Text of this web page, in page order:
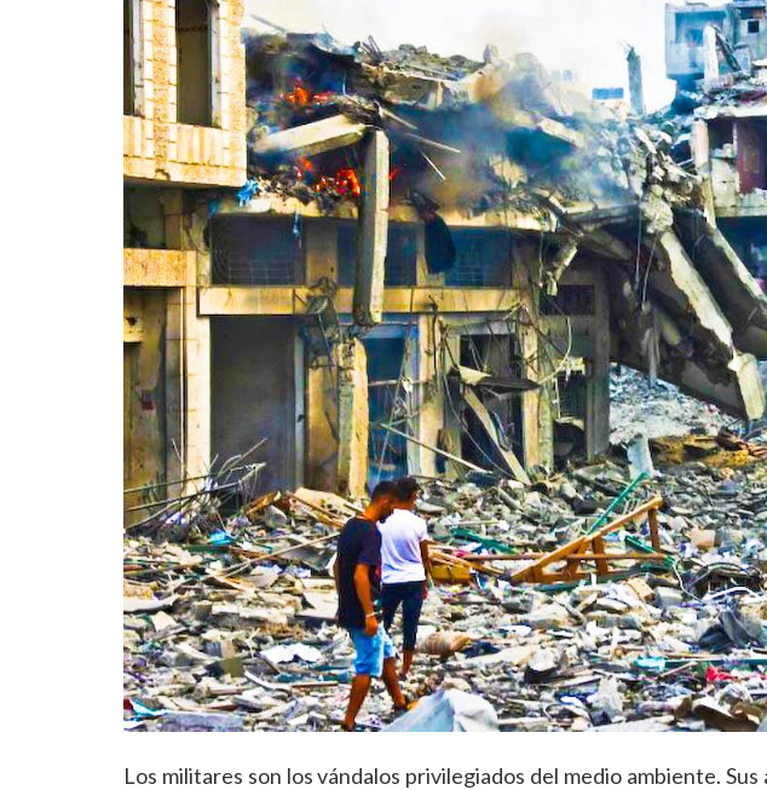
Los militares son los vándalos privilegiados del medio ambiente.